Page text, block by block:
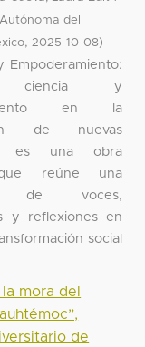
del
, 2025-10-08)
Empoderamiento:
ciencia y
en la
de nuevas
es una obra
reúne una
de voces,
y reflexiones en
social
mora del
de